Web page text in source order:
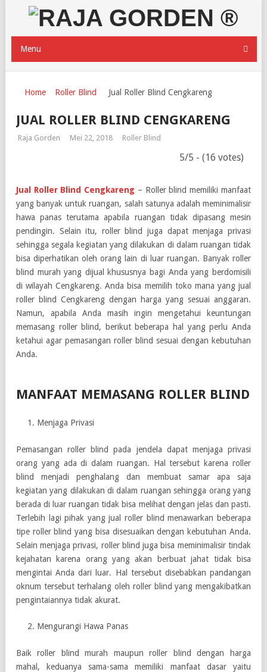
Menu
Home Roller Blind Jual Roller Blind Cengkareng
JUAL ROLLER BLIND CENGKARENG
Raja Gorden Mei 22, 2018 Roller Blind
5/5 - (16 votes)
Jual Roller Blind Cengkareng – Roller blind memiliki manfaat
yang banyak untuk ruangan, salah satunya adalah meminimalisir
hawa panas terutama apabila ruangan tidak dipasang mesin
pendingin. Selain itu, roller blind juga dapat menjaga privasi
sehingga segala kegiatan yang dilakukan di dalam ruangan tidak
bisa diperhatikan oleh orang lain di luar ruangan. Banyak roller
blind murah yang dijual khususnya bagi Anda yang berdomisili
di wilayah Cengkareng. Anda bisa memilih toko mana yang jual
roller blind Cengkareng dengan harga yang sesuai anggaran.
Namun, apabila Anda masih ingin mengetahui keuntungan
memasang roller blind, berikut beberapa hal yang perlu Anda
ketahui agar pemasangan roller blind sesuai dengan kebutuhan
Anda.
MANFAAT MEMASANG ROLLER BLIND
Menjaga Privasi
Pemasangan roller blind pada jendela dapat menjaga privasi
orang yang ada di dalam ruangan. Hal tersebut karena roller
blind menjadi penghalang dan membuat samar apa saja
kegiatan yang dilakukan di dalam ruangan sehingga orang yang
berada di luar ruangan tidak bisa melihat dengan jelas dan pasti.
Terlebih lagi pihak yang jual roller blind menawarkan beberapa
tipe roller blind yang bisa disesuaikan dengan kebutuhan Anda.
Selain menjaga privasi, roller blind juga bisa meminimalisir tindak
kejahatan karena orang yang akan berbuat jahat tidak bisa
mengintai Anda dari luar. Hal tersebut disebabkan pandangan
oknum tersebut terhalang oleh roller blind yang mengakibatkan
pengintaiannya tidak akurat.
Mengurangi Hawa Panas
Baik roller blind murah maupun roller blind dengan harga
mahal, keduanya sama-sama memiliki manfaat dasar yaitu